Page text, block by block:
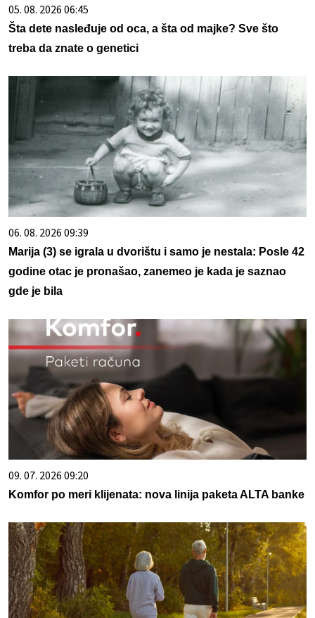
05. 08. 2026 06:45
Šta dete nasleđuje od oca, a šta od majke? Sve što
treba da znate o genetici
06. 08. 2026 09:39
Marija (3) se igrala u dvorištu i samo je nestala: Posle 42
godine otac je pronašao, zanemeo je kada je saznao
gde je bila
09. 07. 2026 09:20
Komfor po meri klijenata: nova linija paketa ALTA banke